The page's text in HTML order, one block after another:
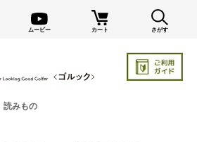
ムービー カート さがす
読みもの
×
らのお知らせ（受信設定）
部のオススメ、オトクな情報・買い
方はぜひ！